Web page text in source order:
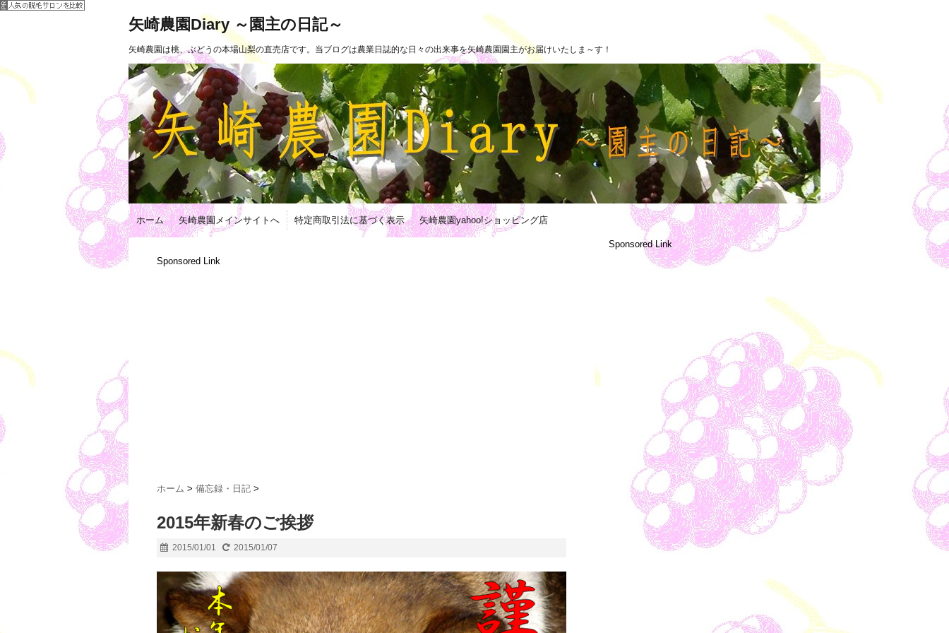
矢崎農園Diary ～園主の日記～
矢崎農園は桃、ぶどうの本場山梨の直売店です。当ブログは農業日誌的な日々の出来事を矢崎農園園主がお届けいたしま～す！
ホーム 矢崎農園メインサイトへ 特定商取引法に基づく表示 矢崎農園yahoo!ショッピング店
Sponsored Link
ホーム > 備忘録・日記 >
2015年新春のご挨拶
2015/01/01 2015/01/07
Sponsored Link